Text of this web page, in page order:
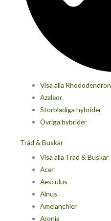
Visa alla Rhododendron
Azaleor
Storbladiga hybrider
Övriga hybrider
Träd & Buskar
Visa alla Träd & Buskar
Acer
Aesculus
Alnus
Amelanchier
Aronia